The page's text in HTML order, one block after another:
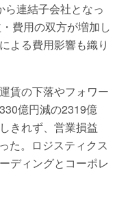
連結子会社となっ
費用の双方が増加し
よる費用影響も織り
賃の下落やフォワー
億円減の2319億
きれず、営業損益
た。ロジスティクス
ディングとコーポレ